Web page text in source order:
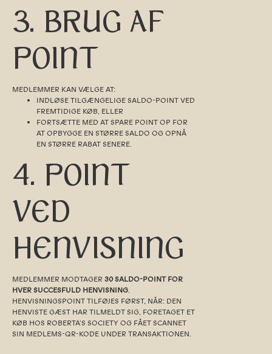
3. BRUG AF
POINT
MEDLEMMER KAN VÆLGE AT:
INDLØSE TILGÆNGELIGE SALDO-POINT VED
FREMTIDIGE KØB, ELLER
FORTSÆTTE MED AT SPARE POINT OP FOR
AT OPBYGGE EN STØRRE SALDO OG OPNÅ
EN STØRRE RABAT SENERE.
4. POINT
VED
HENVISNING
MEDLEMMER MODTAGER 30 SALDO-POINT FOR
HVER SUCCESFULD HENVISNING.
HENVISNINGSPOINT TILFØJES FØRST, NÅR: DEN
HENVISTE GÆST HAR TILMELDT SIG, FORETAGET ET
KØB HOS ROBERTA’S SOCIETY OG FÅET SCANNET
SIN MEDLEMS-QR-KODE UNDER TRANSAKTIONEN.